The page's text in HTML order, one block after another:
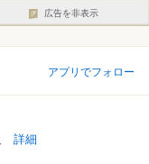
広告を非表示
アプリでフォロー
詳細